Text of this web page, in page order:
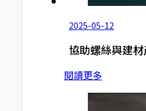
2025-05-12
協助螺絲與建
閱讀更多